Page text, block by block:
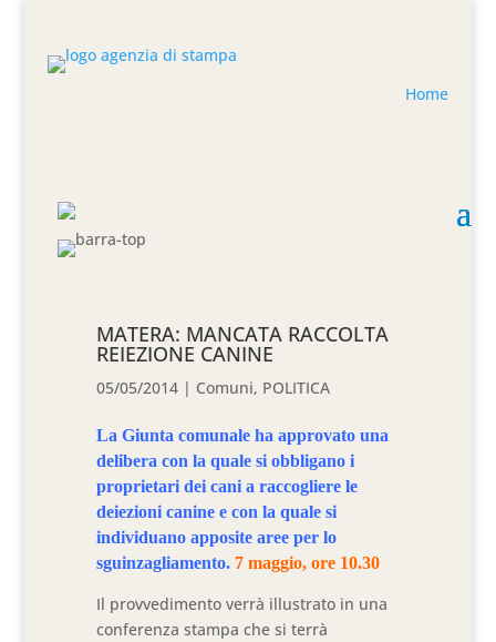
Home
MATERA: MANCATA RACCOLTA
REIEZIONE CANINE
05/05/2014 | Comuni, POLITICA
La Giunta comunale ha approvato una
delibera con la quale si obbligano i
proprietari dei cani a raccogliere le
deiezioni canine e con la quale si
individuano apposite aree per lo
sguinzagliamento. 7 maggio, ore 10.30
Il provvedimento verrà illustrato in una
conferenza stampa che si terrà